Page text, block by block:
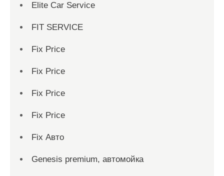
Elite Car Service
FIT SERVICE
Fix Price
Fix Price
Fix Price
Fix Price
Fix Авто
Genesis premium, автомойка